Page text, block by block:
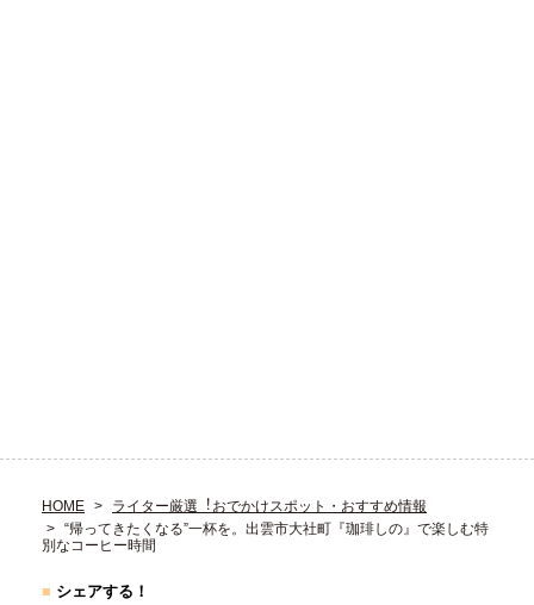
HOME
ライター厳選︕おでかけスポット・おすすめ情報
“帰ってきたくなる”一杯を。出雲市大社町『珈琲しの』で楽しむ特
別なコーヒー時間
■ シェアする！